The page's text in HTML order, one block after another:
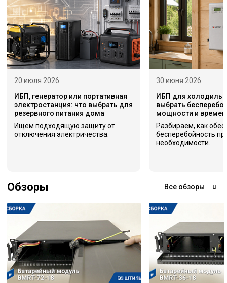
20 июля 2026
ИБП, генератор или портативная
электростанция: что выбрать для
резервного питания дома
Ищем подходящую защиту от
отключения электричества.
30 июня 2026
ИБП для
выбрать
мощности и
Разбираем, как
бесперебойность
необходимости.
Обзоры Все обзоры